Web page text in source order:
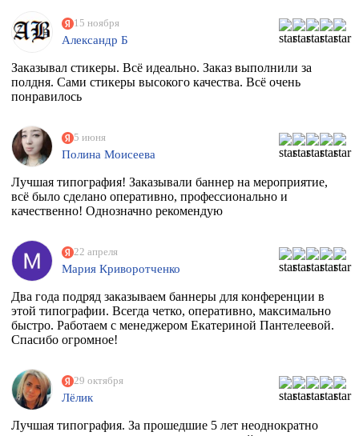
15 ноября
Александр Б
Заказывал стикеры. Всё идеально. Заказ выполнили за
полдня. Сами стикеры высокого качества. Всё очень
понравилось
5 июня
Полина Моисеева
Лучшая типография! Заказывали баннер на мероприятие,
всё было сделано оперативно, профессионально и
качественно! Однозначно рекомендую
22 апреля
Мария Криворотченко
Два года подряд заказываем баннеры для конференции в
этой типографии. Всегда четко, оперативно, максимально
быстро. Работаем с менеджером Екатериной Пантелеевой.
Спасибо огромное!
29 октября
Лёлик
Лучшая типография. За прошедшие 5 лет неоднократно